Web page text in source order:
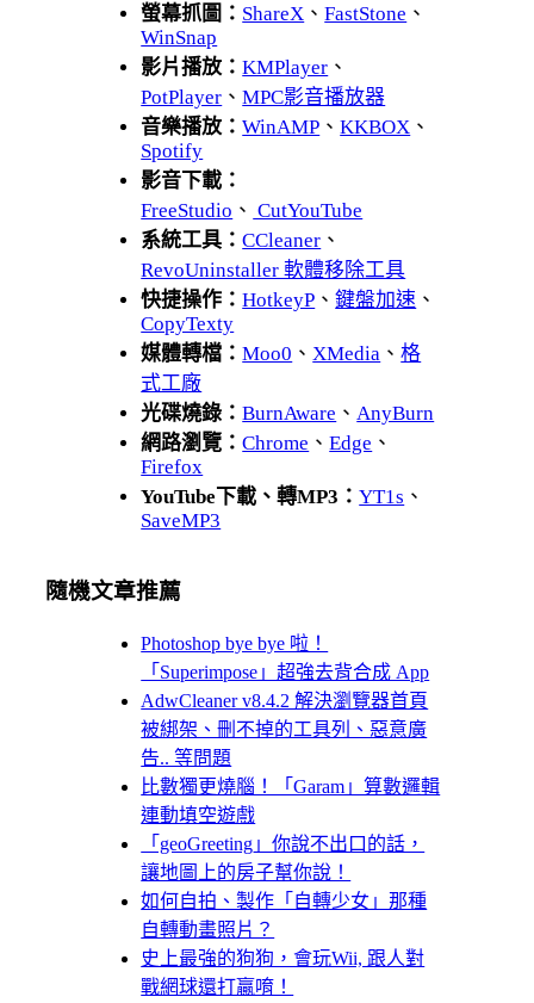
螢幕抓圖： ShareX 、FastStone 、
WinSnap
影片播放：KMPlayer 、
PotPlayer 、MPC影音播放器
音樂播放：WinAMP 、KKBOX 、
Spotify
影音下載：
FreeStudio 、 CutYouTube
系統工具：CCleaner 、
RevoUninstaller 軟體移除工具
快捷操作：HotkeyP 、鍵盤加速 、
CopyTexty
媒體轉檔：Moo0 、 XMedia 、格
式工廠
光碟燒錄：BurnAware 、 AnyBurn
網路瀏覽：Chrome 、Edge 、
Firefox
YouTube下載、轉MP3：YT1s 、
SaveMP3
隨機文章推薦
Photoshop bye bye 啦！
「Superimpose」超強去背合成 App
AdwCleaner v8.4.2 解決瀏覽器首頁
被綁架、刪不掉的工具列、惡意廣
告.. 等問題
比數獨更燒腦！「Garam」算數邏輯
連動填空遊戲
「geoGreeting」你說不出口的話，
讓地圖上的房子幫你說！
如何自拍、製作「自轉少女」那種
自轉動畫照片？
史上最強的狗狗，會玩Wii, 跟人對
戰網球還打贏唷！